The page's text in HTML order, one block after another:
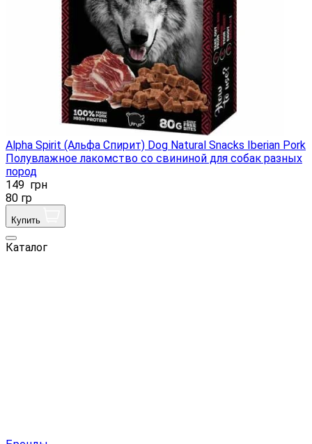
Alpha Spirit (Альфа Спирит) Dog Natural Snacks Iberian Pork
Полувлажное лакомство со свининой для собак разных
пород
149 грн
80 гр
Купить
Каталог